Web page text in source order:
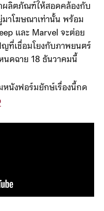
ผลิตภัณฑ์ให้สอดคล้องกับ
าโฆษณาเท่านั้น พร้อม
และ Marvel จะต่อย
ที่เชื่อมโยงกับภาพยนตร์
นดฉาย 18 ธันวาคมนี้
หนังฟอร์มยักษ์เรื่องนี้กด